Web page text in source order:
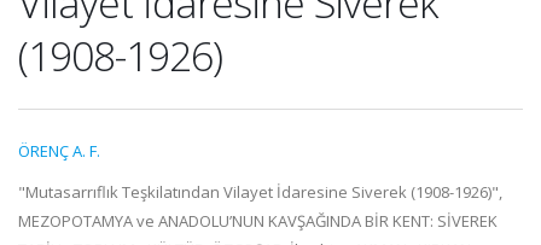
(1908-1926)
ÖRENÇ A. F.
"Mutasarrıflık Teşkilatından Vilayet İdaresine Siverek (1908-1926)",
MEZOPOTAMYA ve ANADOLU’NUN KAVŞAĞINDA BİR KENT: SİVEREK